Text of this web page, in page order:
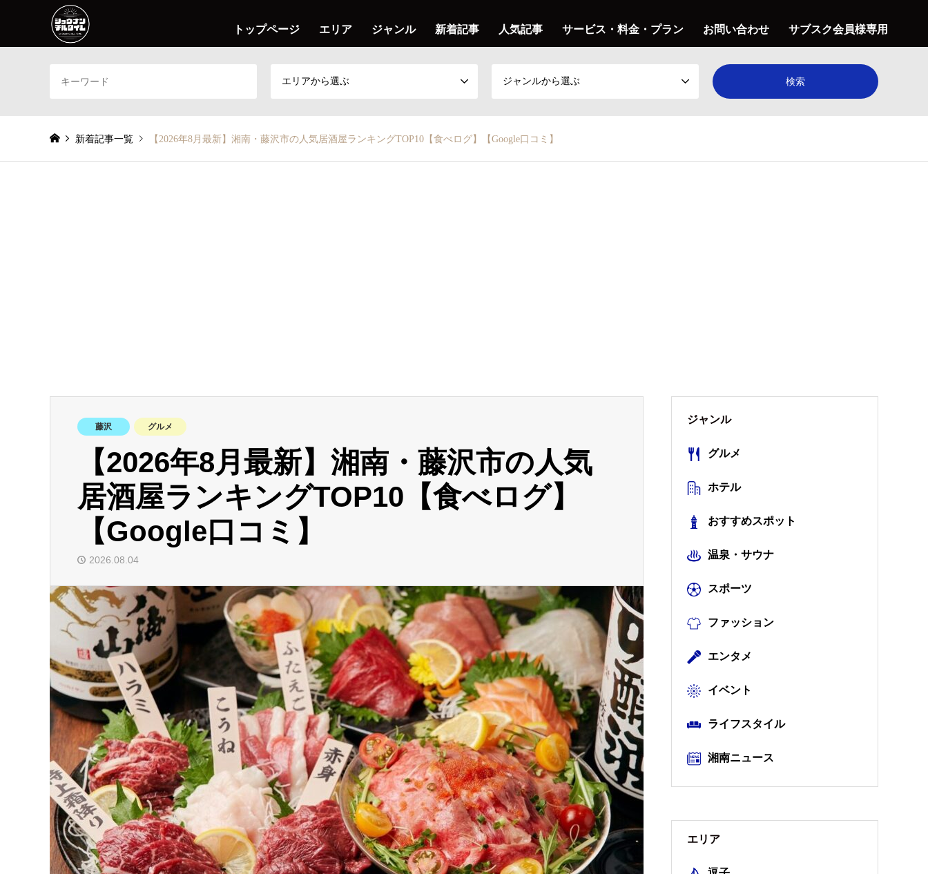
トップページ エリア ジャンル 新着記事 人気記事 サービス・料金・プラン お問い合わせ サブスク会員様専用
エリアから選ぶ ジャンルから選ぶ
新着記事一覧 【2026年8月最新】湘南・藤沢市の人気居酒屋ランキングTOP10【食べログ】【Google口コミ】
藤沢 グルメ
【2026年8月最新】湘南・藤沢市の人気
居酒屋ランキングTOP10【食べログ】
【Google口コミ】
2026.08.04
ジャンル
グルメ
ホテル
おすすめスポット
温泉・サウナ
スポーツ
ファッション
エンタメ
イベント
ライフスタイル
湘南ニュース
エリア